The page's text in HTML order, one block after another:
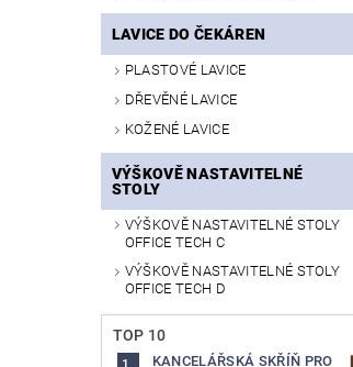
LAVICE DO ČEKÁREN
PLASTOVÉ LAVICE
DŘEVĚNÉ LAVICE
KOŽENÉ LAVICE
VÝŠKOVĚ NASTAVITELNÉ
STOLY
VÝŠKOVĚ NASTAVITELNÉ STOLY
OFFICE TECH C
VÝŠKOVĚ NASTAVITELNÉ STOLY
OFFICE TECH D
TOP 10
KANCELÁŘSKÁ SKŘÍŇ PRO